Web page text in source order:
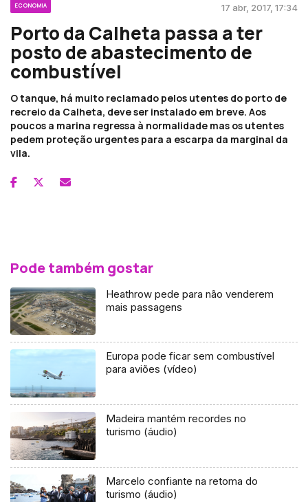
ECONOMIA 17 abr, 2017, 17:34
Porto da Calheta passa a ter
posto de abastecimento de
combustível
O tanque, há muito reclamado pelos utentes do porto de
recreio da Calheta, deve ser instalado em breve. Aos
poucos a marina regressa à normalidade mas os utentes
pedem proteção urgentes para a escarpa da marginal da
vila.
Pode também gostar
Heathrow pede para não venderem
mais passagens
Europa pode ficar sem combustível
para aviões (vídeo)
Madeira mantém recordes no
turismo (áudio)
Marcelo confiante na retoma do
turismo (áudio)